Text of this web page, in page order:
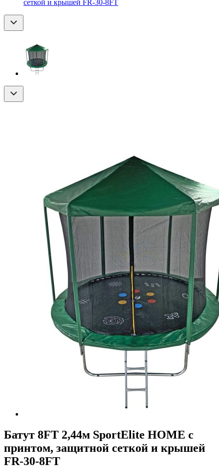
сеткой и крышей FR-30-8FT
Батут 8FT 2,44м SportElite HOME с
принтом, защитной сеткой и крышей
FR-30-8FT